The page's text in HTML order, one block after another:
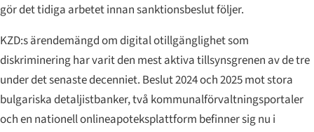
gör det tidiga arbetet innan sanktionsbeslut följer.
KZD:s ärendemängd om digital otillgänglighet som
diskriminering har varit den mest aktiva tillsynsgrenen av de tre
under det senaste decenniet. Beslut 2024 och 2025 mot stora
bulgariska detaljistbanker, två kommunalförvaltningsportaler
och en nationell onlineapoteksplattform befinner sig nu i